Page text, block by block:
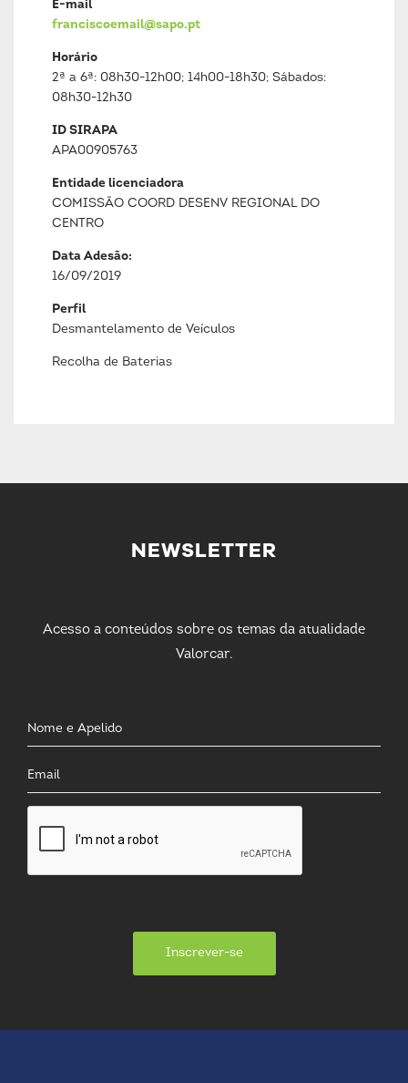
E-mail
franciscoemail@sapo.pt
Horário
2ª a 6ª: 08h30-12h00; 14h00-18h30; Sábados:
08h30-12h30
ID SIRAPA
APA00905763
Entidade licenciadora
COMISSÃO COORD DESENV REGIONAL DO
CENTRO
Data Adesão:
16/09/2019
Perfil
Desmantelamento de Veículos
Recolha de Baterias
NEWSLETTER
Acesso a conteúdos sobre os temas da atualidade
Valorcar.
Inscrever-se